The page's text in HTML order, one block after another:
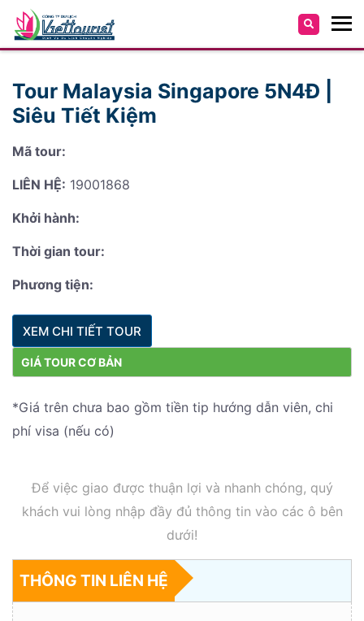
Tour Malaysia Singapore 5N4Đ |
Siêu Tiết Kiệm
Mã tour:
LIÊN HỆ: 19001868
Khởi hành:
Thời gian tour:
Phương tiện:
XEM CHI TIẾT TOUR
GIÁ TOUR CƠ BẢN
*Giá trên chưa bao gồm tiền tip hướng dẫn viên, chi
phí visa (nếu có)
Để việc giao được thuận lợi và nhanh chóng, quý
khách vui lòng nhập đầy đủ thông tin vào các ô bên
dưới!
THÔNG TIN LIÊN HỆ